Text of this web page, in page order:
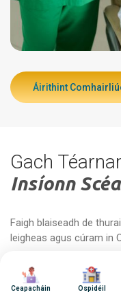
Áirithint
Gach
Insíonn
Faigh blaiseadh de
leigheas agus cúram in
"Bhí ionadh orm a
Íomha
Ceapacháin
Íomha
Ospidéil